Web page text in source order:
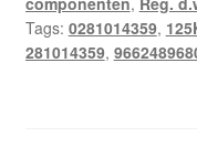
Tags: 0281014359,
281014359,